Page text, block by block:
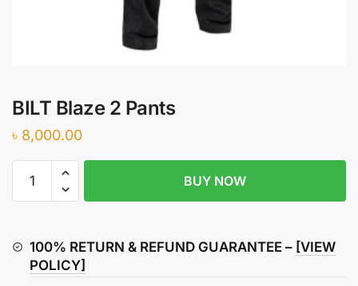
BILT Blaze 2 Pants
৳ 8,000.00
Blaze
quantity
BUY NOW
100% RETURN & REFUND GUARANTEE – [VIEW
POLICY]